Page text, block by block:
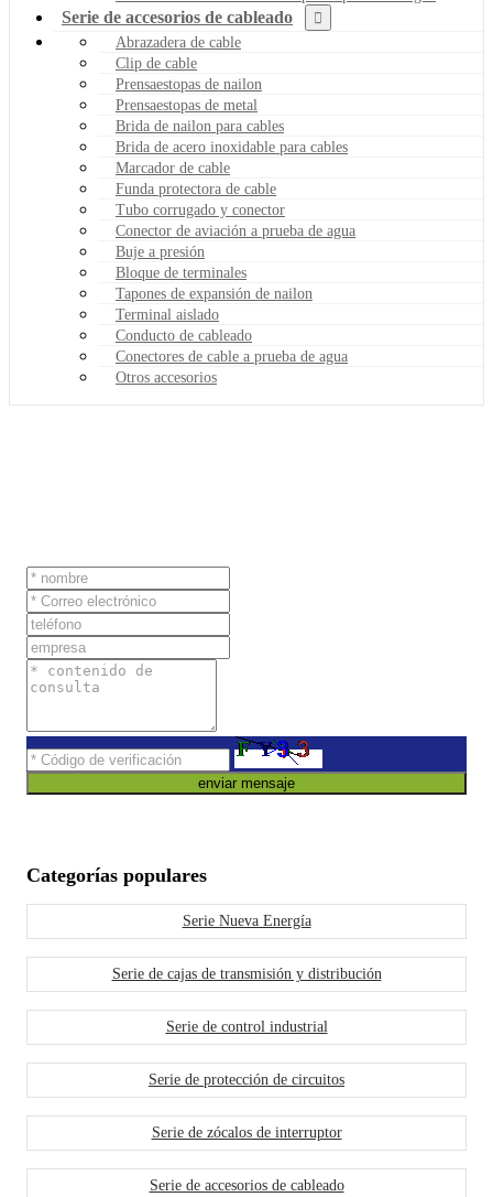
Serie de accesorios de cableado
Abrazadera de cable
Clip de cable
Prensaestopas de nailon
Prensaestopas de metal
Brida de nailon para cables
Brida de acero inoxidable para cables
Marcador de cable
Funda protectora de cable
Tubo corrugado y conector
Conector de aviación a prueba de agua
Buje a presión
Bloque de terminales
Tapones de expansión de nailon
Terminal aislado
Conducto de cableado
Conectores de cable a prueba de agua
Otros accesorios
enviar mensaje
Categorías populares
Serie Nueva Energía
Serie de cajas de transmisión y distribución
Serie de control industrial
Serie de protección de circuitos
Serie de zócalos de interruptor
Serie de accesorios de cableado